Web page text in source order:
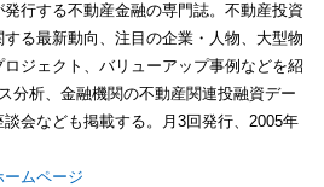
行する不動産金融の専門誌。不動産投資
る最新動向、注目の企業・人物、大型物
ジェクト、バリューアップ事例などを紹
分析、金融機関の不動産関連投融資デー
会なども掲載する。月3回発行、2005年
ムページ